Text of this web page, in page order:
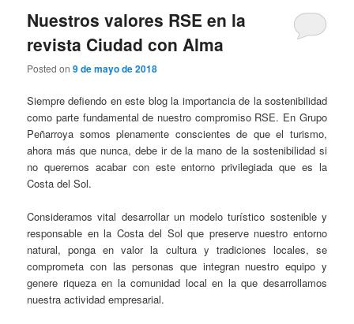
Nuestros valores RSE en la
revista Ciudad con Alma
Posted on9 de mayo de 2018
Siempre defiendo en este blog la importancia de la sostenibilidad
como parte fundamental de nuestro compromiso RSE. En Grupo
Peñarroya somos plenamente conscientes de que el turismo,
ahora más que nunca, debe ir de la mano de la sostenibilidad si
no queremos acabar con este entorno privilegiada que es la
Costa del Sol.
Consideramos vital desarrollar un modelo turístico sostenible y
responsable en la Costa del Sol que preserve nuestro entorno
natural, ponga en valor la cultura y tradiciones locales, se
comprometa con las personas que integran nuestro equipo y
genere riqueza en la comunidad local en la que desarrollamos
nuestra actividad empresarial.